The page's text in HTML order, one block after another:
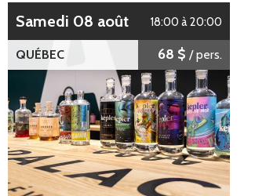
samedi 08 août 18:00 à 20:00
QUÉBEC 68 $ / pers.